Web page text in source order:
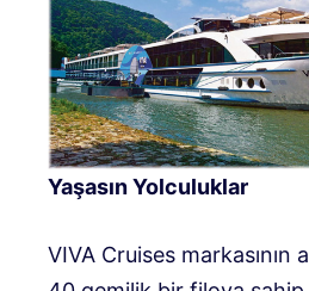
Yaşasın Yolculuklar
VIVA Cruises markasının